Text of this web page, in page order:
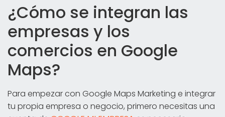
¿Cómo se integran las
empresas y los
comercios en Google
Maps?
Para empezar con Google Maps Marketing e integrar
tu propia empresa o negocio, primero necesitas una